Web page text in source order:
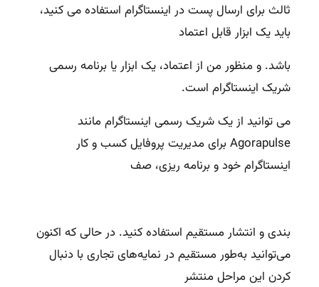
ثالث برای ارسال پست در اینستاگرام استفاده می کنید،
باید یک ابزار قابل اعتماد
باشد. و منظور من از اعتماد، یک ابزار یا برنامه رسمی
شریک اینستاگرام است.
می توانید از یکشریک رسمی اینستاگرام مانند
Agorapulseبرای مدیریت پروفایل کسب و کار
اینستاگرام خود و برنامه ریزی، صف
بندی و انتشار مستقیم استفاده کنید. در حالی که اکنون
می‌توانید به‌طور مستقیم در نمایه‌های تجاری با دنبال
کردن این مراحل منتشر